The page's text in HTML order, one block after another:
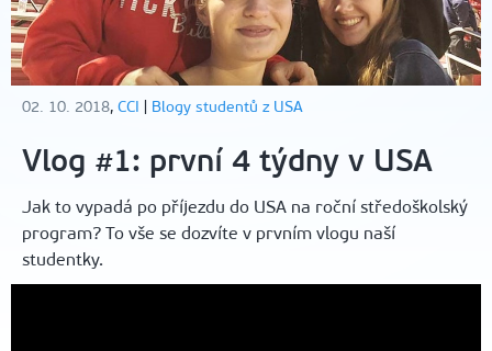
02. 10. 2018, CCI Blogy studentů z USA
Vlog #1: první 4 týdny v USA
Jak to vypadá po příjezdu do USA na roční středoškolský
program? To vše se dozvíte v prvním vlogu naší
studentky.